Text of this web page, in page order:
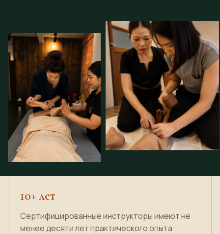
10+ лет
Сертифицированные инструкторы имеют не
менее десяти лет практического опыта